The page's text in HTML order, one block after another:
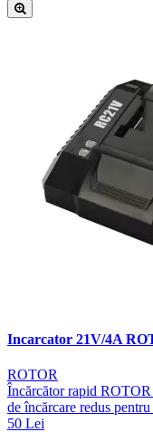
Incarcator 21V/4A
ROTOR
Încărcător rapid
de încărcare redus
50 Lei